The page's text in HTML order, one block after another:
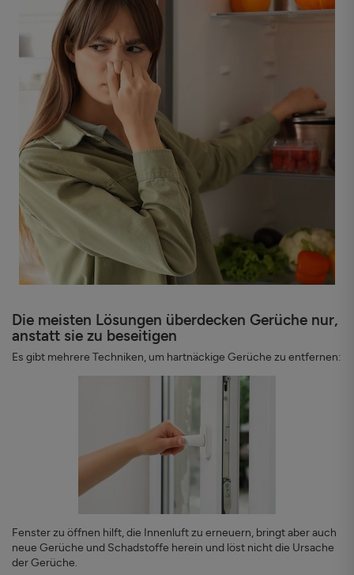
Die meisten Lösungen überdecken Gerüche nur,
anstatt sie zu beseitigen
Es gibt mehrere Techniken, um hartnäckige Gerüche zu entfernen:
Fenster zu öffnen hilft, die Innenluft zu erneuern, bringt aber auch
neue Gerüche und Schadstoffe herein und löst nicht die Ursache
der Gerüche.